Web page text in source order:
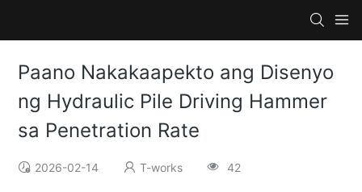
Paano Nakakaapekto ang Disenyo
ng Hydraulic Pile Driving Hammer
sa Penetration Rate
2026-02-14 T-works 42